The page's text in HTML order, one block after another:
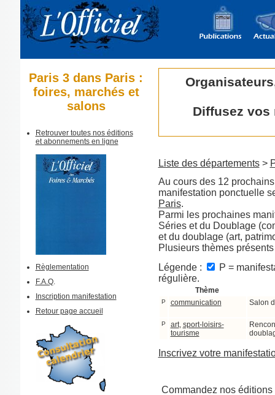
Paris 3 dans Paris :
foires, marchés et
salons
Retrouver toutes nos éditions
et abonnements en ligne
Règlementation
F.A.Q.
Inscription manifestation
Retour page accueil
Diffusez vos
Liste des départements>
Au cours des 12
manifestation ponctuelle
Paris.
Parmi les prochaines
Séries et du Doublage
et du doublage (art,
Plusieurs thèmes
Légende :
P =
régulière.
Thème
P communication Salon
P art, sport-loisirs-
tourisme
Inscrivez votre
Commandez nos éditions